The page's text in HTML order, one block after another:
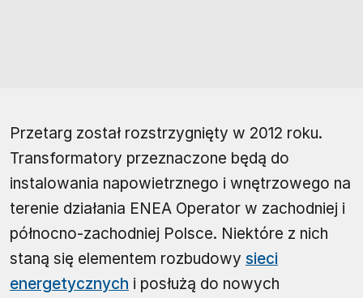
Przetarg został rozstrzygnięty w 2012 roku.
Transformatory przeznaczone będą do
instalowania napowietrznego i wnętrzowego na
terenie działania ENEA Operator w zachodniej i
północno-zachodniej Polsce. Niektóre z nich
staną się elementem rozbudowy sieci
energetycznych i posłużą do nowych